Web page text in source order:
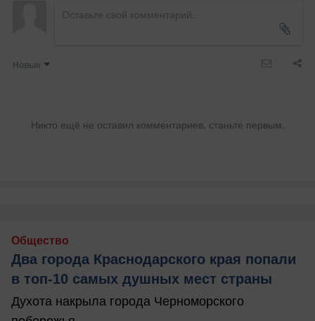
Новые
Никто ещё не оставил комментариев, станьте первым.
Общество
Два города Краснодарского края попали
в топ-10 самых душных мест страны
Духота накрыла города Черноморского